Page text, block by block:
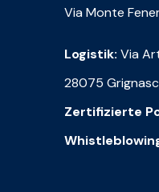
Via Monte
Logistik: Via
28075
Zertifizierte